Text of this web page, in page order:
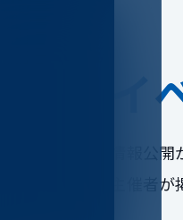
情報公
主催者